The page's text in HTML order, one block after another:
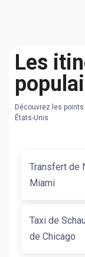
Les
Découvrez les
États-Unis
Transfert de
Miami
Taxi de
de Chicago